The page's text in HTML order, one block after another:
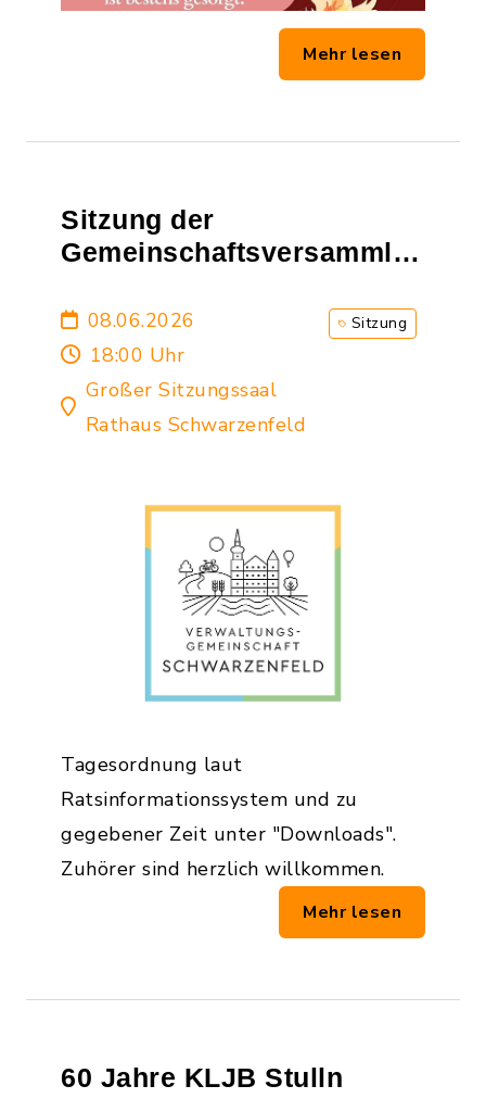
Mehr lesen
Sitzung der
Gemeinschaftsversammlung
Verwaltungsgemeinschaft
08.06.2026
18:00 Uhr
Großer Sitzungssaal
Rathaus Schwarzenfeld
Sitzung
Tagesordnung laut
Ratsinformationssystem und zu
gegebener Zeit unter "Downloads".
Zuhörer sind herzlich willkommen.
Mehr lesen
60 Jahre KLJB Stulln